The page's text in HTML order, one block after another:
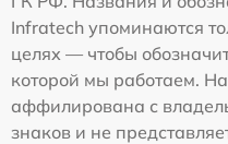
Infratech упоминаются
целях — чтобы
которой мы работаем.
аффилирована с
знаков и не